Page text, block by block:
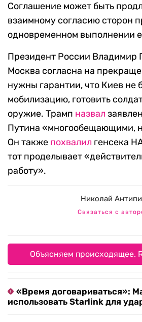
Соглашение может быть
взаимному согласию сторон
одновременном выполнении
Президент России Владимир
Москва согласна на
нужны гарантии, что Киев не
мобилизацию, готовить
оружие. Трамп назвал
Путина «многообещающими,
Он также похвалил генсека
тот проделывает
работу».
Николай
Связаться с
Объясняем происходящее.
«Время договариваться»:
использовать Starlink для